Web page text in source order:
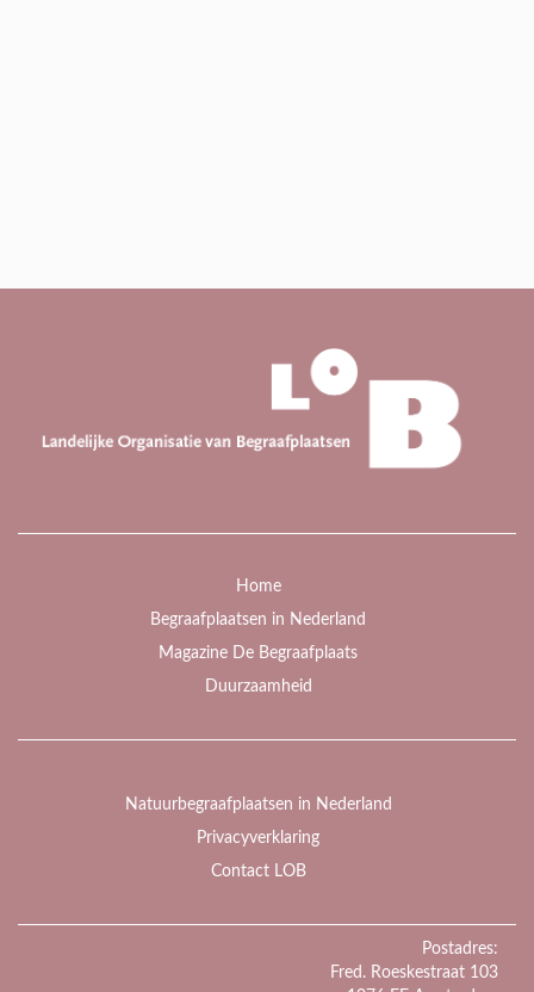
Home
Begraafplaatsen in Nederland
Magazine De Begraafplaats
Duurzaamheid
Natuurbegraafplaatsen in Nederland
Privacyverklaring
Contact LOB
Postadres:
Fred. Roeskestraat 103